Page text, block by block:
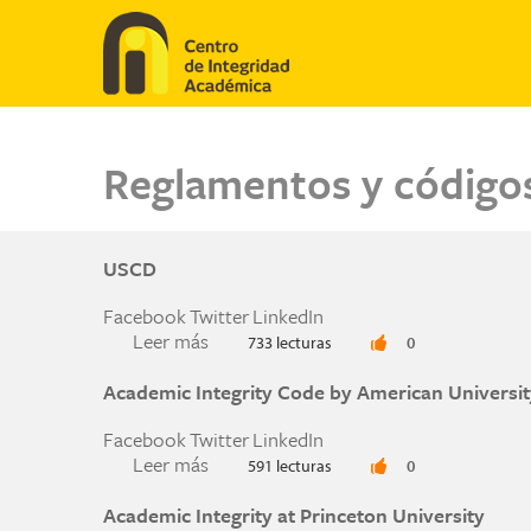
Pasar al contenido principal
Reglamentos y
USCD
FacebookTwitterLinkedIn
Leer más sobre USCD
733 lecturas 0
Academic Integrity Code by American
FacebookTwitterLinkedIn
Leer más sobre Academic Integrity Code by
591 lecturas 0
Academic Integrity at Princeton University